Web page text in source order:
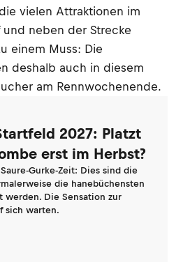
vielen Attraktionen im
neben der Strecke
einem Muss: Die
deshalb auch in diesem
am Rennwochenende.
2027: Platzt
erst im Herbst?
Gurke-Zeit: Dies sind die
die hanebüchensten
werden. Die Sensation zur
sich warten.